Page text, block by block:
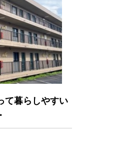
て暮らしやすい